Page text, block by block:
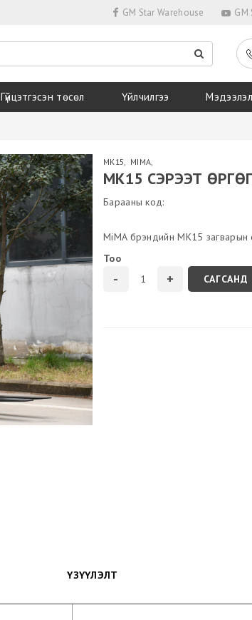
GM Star Warehouse GM
Гүйцэтгэсэн төсөл Үйлчилгээ Мэдээлэл
MK15, MIMA,
MK15 СЭРЭЭТ
Барааны код:
MiMA брэндийн MK15 загварын
Тоо
ҮЗҮҮЛЭЛТ